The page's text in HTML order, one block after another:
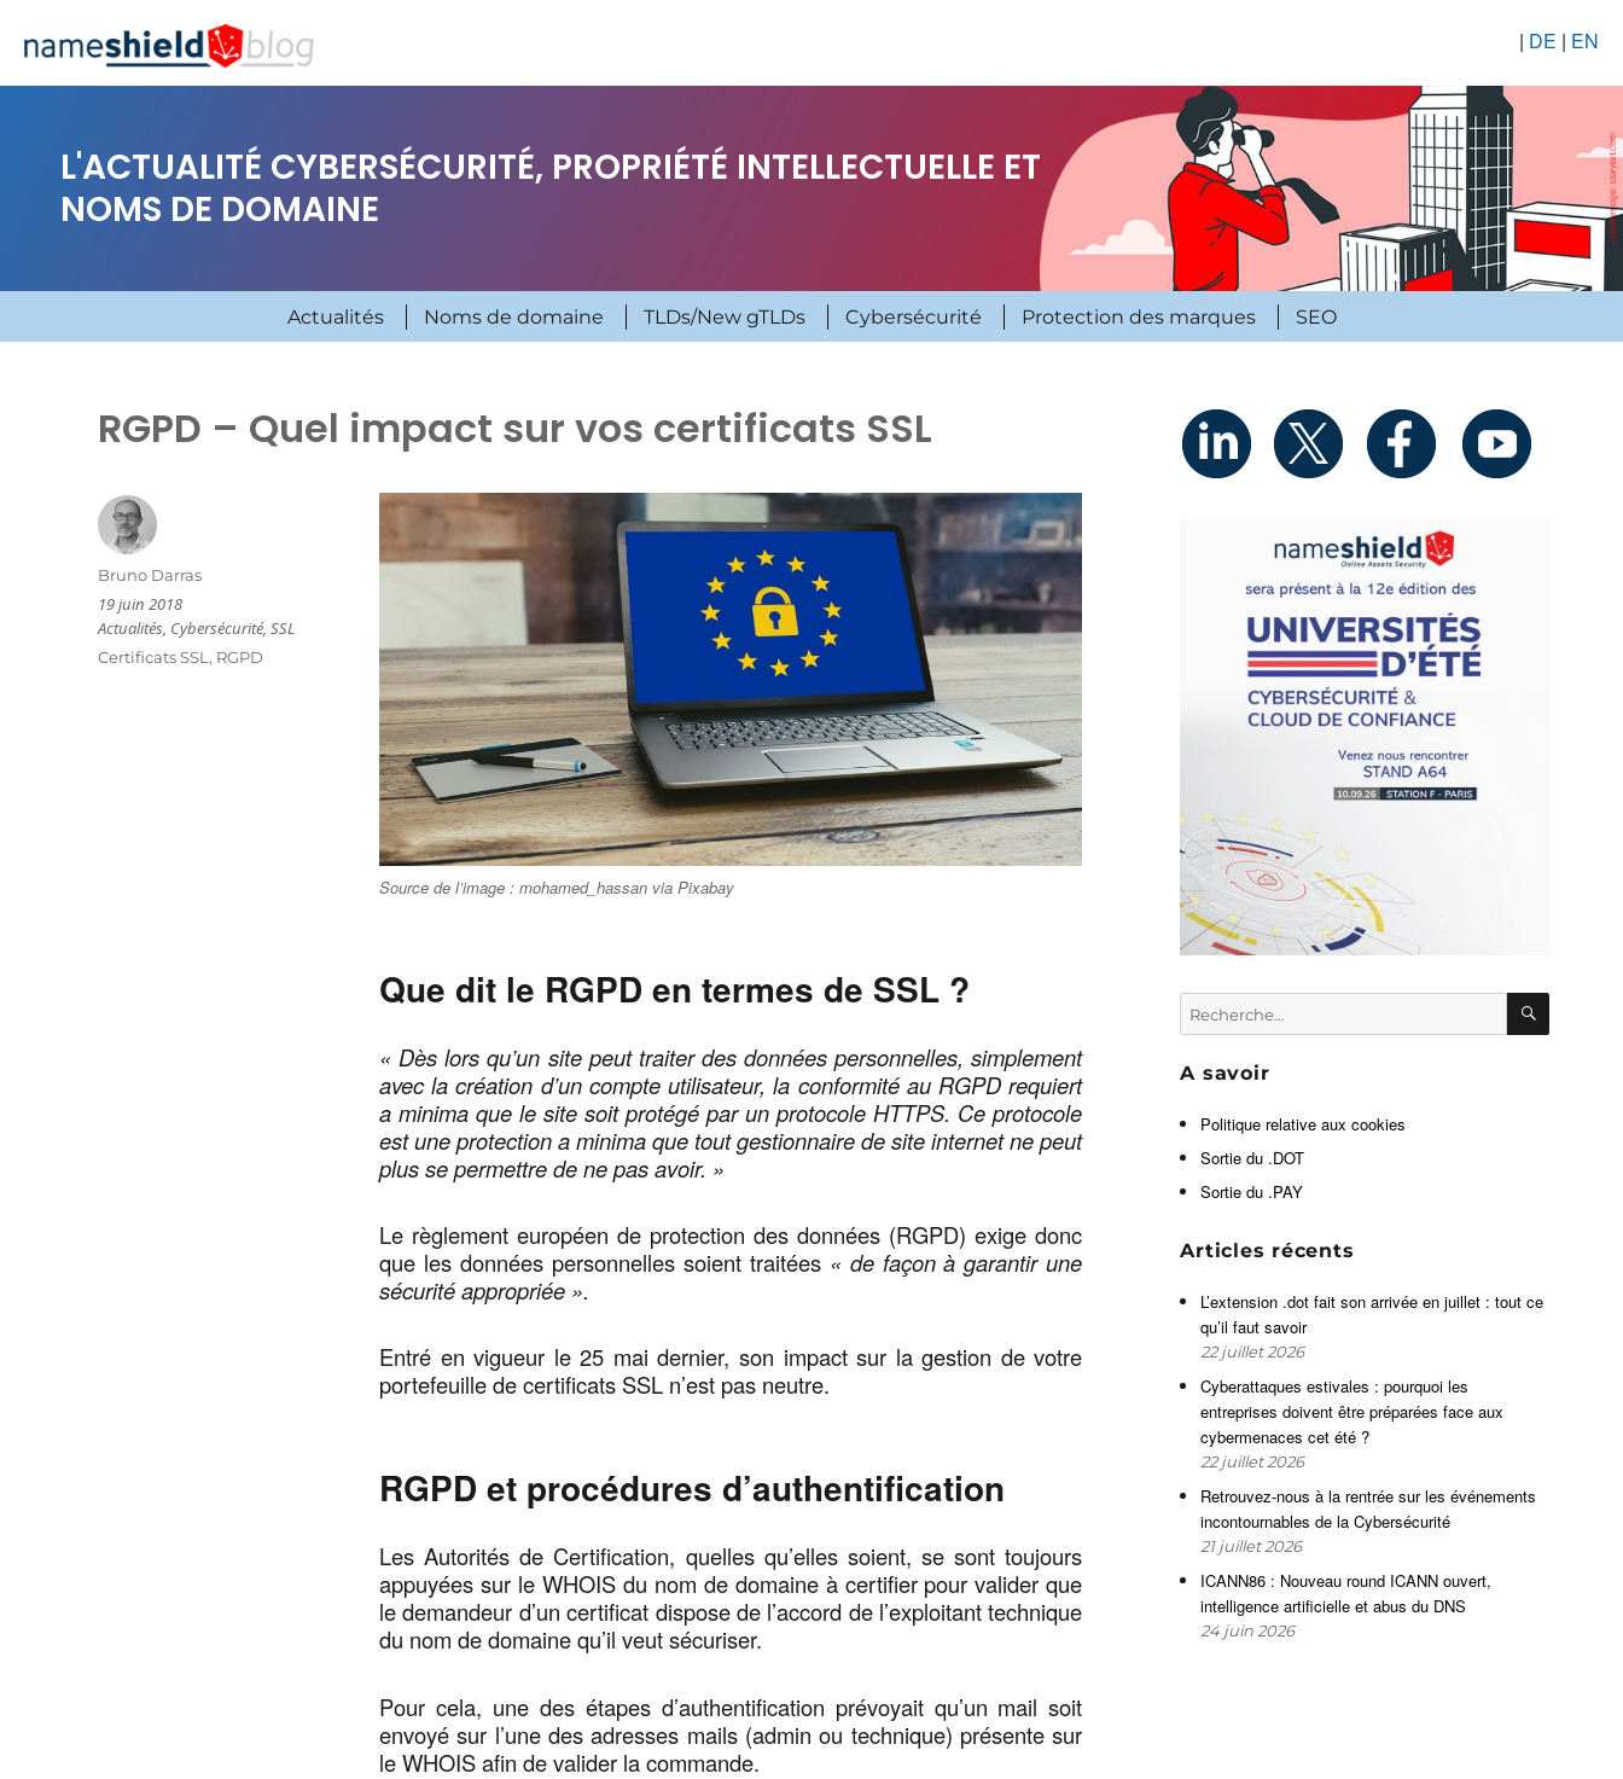
| DE | EN
L'ACTUALITÉ CYBERSÉCURITÉ, PROPRIÉTÉ INTELLECTUELLE ET
NOMS DE DOMAINE
Actualités Noms de domaine TLDs/New gTLDs Cybersécurité Protection des marques SEO
RGPD – Quel impact sur vos certificats SSL
Source de l’image : mohamed_hassan via Pixabay
Que dit le RGPD en termes de SSL ?
« Dès lors qu’un site peut traiter des données personnelles, simplement
avec la création d’un compte utilisateur, la conformité au RGPD requiert
a minima que le site soit protégé par un protocole HTTPS. Ce protocole
est une protection a minima que tout gestionnaire de site internet ne peut
plus se permettre de ne pas avoir. »
Le règlement européen de protection des données (RGPD) exige donc
que les données personnelles soient traitées « de façon à garantir une
sécurité appropriée ».
Entré en vigueur le 25 mai dernier, son impact sur la gestion de votre
portefeuille de certificats SSL n’est pas neutre.
RGPD et procédures d’authentification
Les Autorités de Certification, quelles qu’elles soient, se sont toujours
appuyées sur le WHOIS du nom de domaine à certifier pour valider que
le demandeur d’un certificat dispose de l’accord de l’exploitant technique
du nom de domaine qu’il veut sécuriser.
Pour cela, une des étapes d’authentification prévoyait qu’un mail soit
envoyé sur l’une des adresses mails (admin ou technique) présente sur
le WHOIS afin de valider la commande.
Auteur
Bruno Darras
Publié
19 juin 2018
Catégories
Actualités Cybersécurité ,SSL
Étiquettes
Certificats SSL , RGPD
Recherche
pour :
A savoir
Politique relative aux cookies
Sortie du .DOT
Sortie du .PAY
Articles récents
L’extension .dot fait son arrivée en juillet : tout ce
qu’il faut savoir
22 juillet 2026
Cyberattaques estivales : pourquoi les
entreprises doivent être préparées face aux
cybermenaces cet été ?
22 juillet 2026
Retrouvez-nous à la rentrée sur les événements
incontournables de la Cybersécurité
21 juillet 2026
ICANN86 : Nouveau round ICANN ouvert,
intelligence artificielle et abus du DNS
24 juin 2026